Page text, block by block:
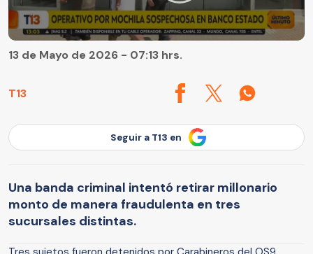
T13
13 de Mayo de 2026 - 07:13 hrs.
Seguir a T13 en
Una banda criminal intentó retirar millonario
monto de manera fraudulenta en tres
sucursales distintas.